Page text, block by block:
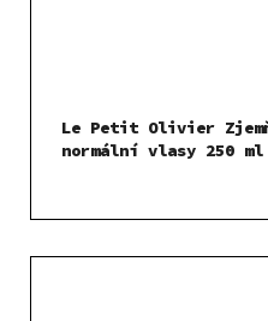
Le Petit Olivier
normální vlasy 250 ml